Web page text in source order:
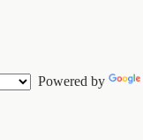
Powered by